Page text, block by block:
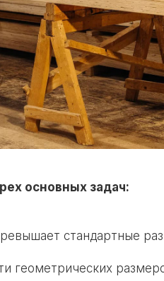
основных задач:
стандартные
геометрических